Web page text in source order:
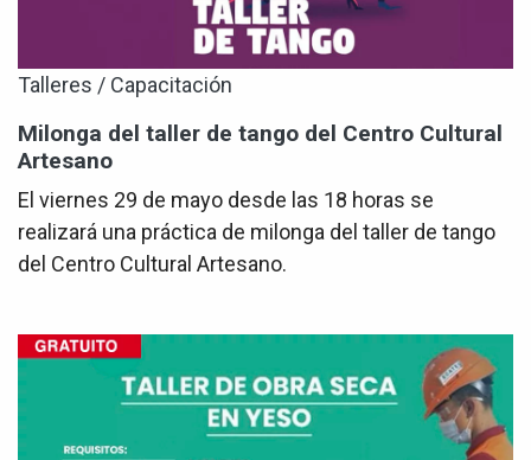
Talleres / Capacitación
Milonga del taller de tango del Centro Cultural
Artesano
El viernes 29 de mayo desde las 18 horas se
realizará una práctica de milonga del taller de tango
del Centro Cultural Artesano.